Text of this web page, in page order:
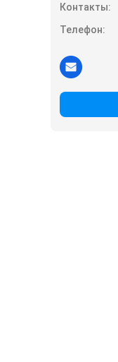
Контакты:
Телефон: